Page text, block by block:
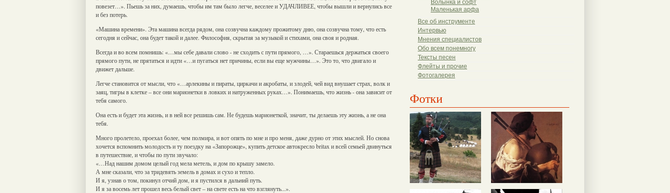
Волынка и софт
Маленькая арфа
Все об инструменте
Интервью
Мнения специалистов
Обо всем понемногу
Тексты песен
Флейты и прочие
Фотогалерея
Фотки
повезет…». Пьешь за них, думаешь, чтобы им там было легче, веселее и УДАЧЛИВЕЕ, чтобы вышли и вернулись все
и без потерь.
«Машина времени». Эта машина всегда рядом, она созвучна каждому прожитому дню, она созвучна тому, что есть
сегодня и сейчас, она будет такой и далее. Философия, скрытая за музыкой и стихами, она своя и родная.
Всегда и во всем помнишь: «…мы себе давали слово - не сходить с пути прямого, …». Стараешься держаться своего
прямого пути, не прятаться и идти «…и пугаться нет причины, если вы еще мужчины…». Это то, что двигало и
движет дальше.
Легче становится от мысли, что «…арлекины и пираты, циркачи и акробаты, и злодей, чей вид внушает страх, волк и
заяц, тигры в клетке – все они марионетки в ловких и натруженных руках…». Понимаешь, что жизнь - она зависит от
тебя самого.
Она есть и будет эта жизнь, и в ней все решишь сам. Не будешь марионеткой, значит, ты делаешь эту жизнь, а не она
тебя.
Много пролетело, проехал более, чем полмира, и вот опять по мне и про меня, даже дурно от этих мыслей. Но снова
хочется вспомнить молодость и ту поездку на «Запорожце», купить детское автокресло britax и всей семьей двинуться
в путешествие, и чтобы по пути звучало:
«…Над нашим домом целый год мела метель, и дом по крышу замело.
А мне сказали, что за тридевять земель в домах и сухо и тепло.
И я, узнав о том, покинул отчий дом, и я пустился в дальний путь.
И я за восемь лет прошел весь белый свет – на свете есть на что взглянуть...».